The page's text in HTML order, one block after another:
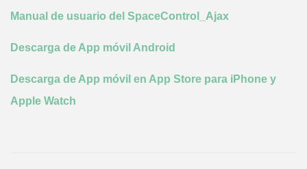
Manual de usuario del SpaceControl_Ajax
Descarga de App móvil Android
Descarga de App móvil en App Store para iPhone y
Apple Watch